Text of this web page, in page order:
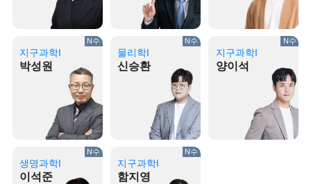
지구과학I
박성원
N수
물리학I
신승환
N수
지구과학I
양이석
N수
생명과학I
이석준
N수
지구과학I
함지영
N수